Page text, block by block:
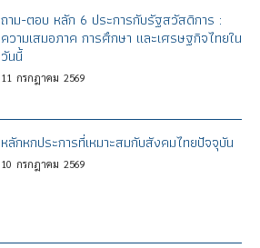
ถาม-ตอบ หลัก 6 ประการกับรัฐสวัสดิการ :
ความเสมอภาค การศึกษา และเศรษฐกิจไทยใน
วันนี้
11 กรกฎาคม 2569
หลักหกประการที่เหมาะสมกับสังคมไทยปัจจุบัน
10 กรกฎาคม 2569